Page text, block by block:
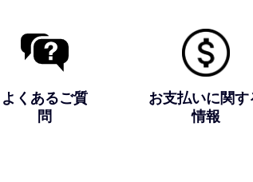
よくあるご質
問
お支払いに関す
情報